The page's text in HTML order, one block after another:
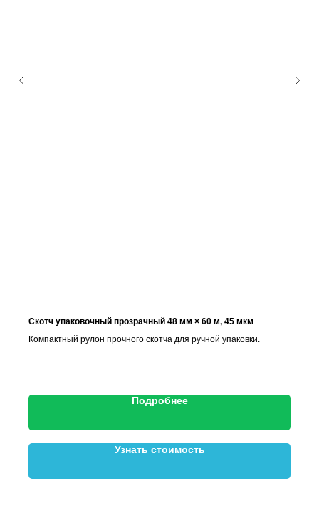
Скотч упаковочный прозрачный 48 мм × 60 м, 45 мкм
Компактный рулон прочного скотча для ручной упаковки.
Подробнее
Узнать стоимость